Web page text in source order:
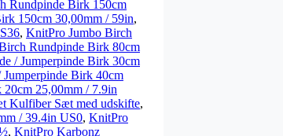
Rundpinde Birk 150cm
150cm 30,00mm / 59in,
, KnitPro Jumbo Birch
Rundpinde Birk 80cm
/ Jumperpinde Birk 30cm
Birk 40cm
25,00mm / 7.9in
Kulfiber Sæt med udskifte,
/ 39.4in US0, KnitPro
, KnitPro Karbonz